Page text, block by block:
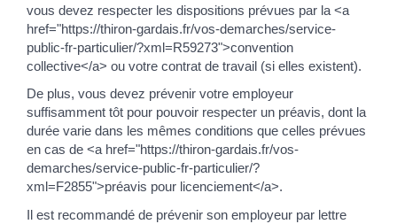
vous devez respecter les dispositions prévues par la <a
href="https://thiron-gardais.fr/vos-demarches/service-
public-fr-particulier/?xml=R59273">convention
collective</a> ou votre contrat de travail (si elles existent).
De plus, vous devez prévenir votre employeur
suffisamment tôt pour pouvoir respecter un préavis, dont la
durée varie dans les mêmes conditions que celles prévues
en cas de <a href="https://thiron-gardais.fr/vos-
demarches/service-public-fr-particulier/?
xml=F2855">préavis pour licenciement</a>.
Il est recommandé de prévenir son employeur par lettre